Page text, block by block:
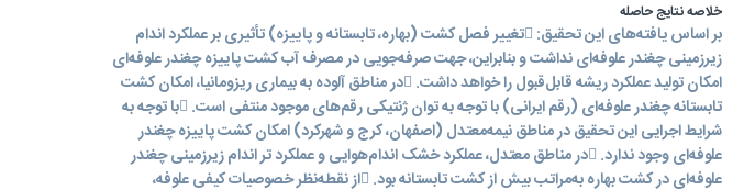
خلاصه نتایج حاصله
بر اساس یافته‌های این تحقیق: تغییر فصل کشت (بهاره، تابستانه و پاییزه) تأثیری بر عملکرد اندام
زیرزمینی چغندر علوفه‌ای نداشت و بنابراین، جهت صرفه‌جویی در مصرف آب کشت پاییزه چغندر علوفه‌ای
امکان تولید عملکرد ریشه قابل‌قبول را خواهد داشت. در مناطق آلوده به بیماری ریزومانیا، امکان کشت
تابستانه چغندر علوفه‌ای (رقم ایرانی) با توجه به توان ژنتیکی رقم‌های موجود منتفی است. با توجه به
شرایط اجرایی این تحقیق در مناطق نیمه‌معتدل (اصفهان، کرج و شهرکرد) امکان کشت پاییزه چغندر
علوفه‌ای وجود ندارد. در مناطق معتدل، عملکرد خشک اندام‌هوایی و عملکرد تر اندام زیرزمینی چغندر
علوفه‌ای در کشت بهاره به‌مراتب بیش از کشت تابستانه بود. از نقطه‌نظر خصوصیات کیفی علوفه،